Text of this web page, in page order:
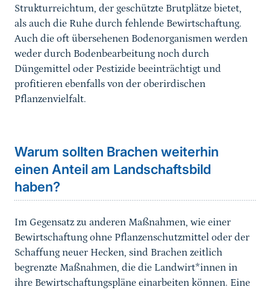
Strukturreichtum, der geschützte Brutplätze bietet,
als auch die Ruhe durch fehlende Bewirtschaftung.
Auch die oft übersehenen Bodenorganismen werden
weder durch Bodenbearbeitung noch durch
Düngemittel oder Pestizide beeinträchtigt und
profitieren ebenfalls von der oberirdischen
Pflanzenvielfalt.
Warum sollten Brachen weiterhin
einen Anteil am Landschaftsbild
haben?
Im Gegensatz zu anderen Maßnahmen, wie einer
Bewirtschaftung ohne Pflanzenschutzmittel oder der
Schaffung neuer Hecken, sind Brachen zeitlich
begrenzte Maßnahmen, die die Landwirt*innen in
ihre Bewirtschaftungspläne einarbeiten können. Eine